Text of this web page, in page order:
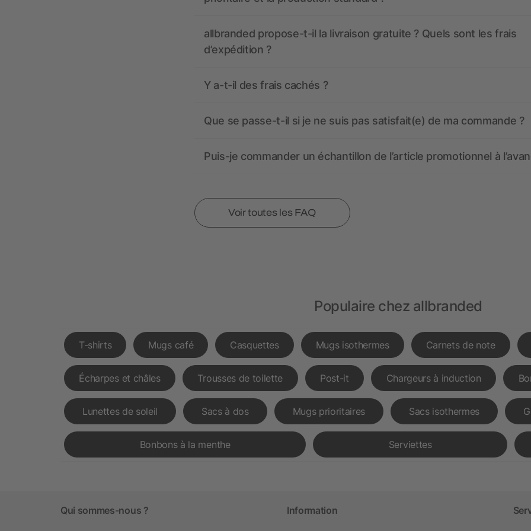
allbranded propose-t-il la livraison gratuite ? Quels sont les frais
d’expédition ?
Y a-t-il des frais cachés ?
Que se passe-t-il si je ne suis pas satisfait(e) de ma commande ?
Puis-je commander un échantillon de l’article promotionnel à
Voir toutes les FAQ
Populaire chez allbranded
T-shirts Mugs café Casquettes Mugs isothermes Carnets de note
Écharpes et châles Trousses de toilette Post-it Chargeurs à induction
Lunettes de soleil Sacs à dos Mugs prioritaires Sacs isothermes
Bonbons à la menthe Serviettes
Qui sommes-nous ? Information